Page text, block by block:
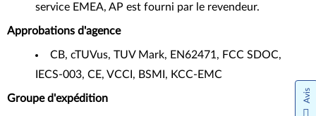
service EMEA, AP est fourni par le revendeur.
Approbations d'agence
CB, cTUVus, TUV Mark, EN62471, FCC SDOC,
IECS-003, CE, VCCI, BSMI, KCC-EMC
Groupe d'expédition Avis